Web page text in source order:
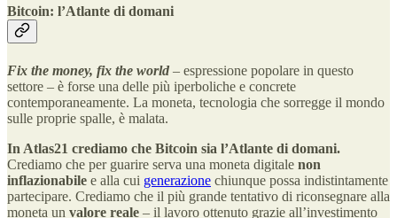
Bitcoin: l’Atlante di domani
Fix the money, fix the world – espressione popolare in questo
settore – è forse una delle più iperboliche e concrete
contemporaneamente. La moneta, tecnologia che sorregge il mondo
sulle proprie spalle, è malata.
In Atlas21 crediamo che Bitcoin sia l’Atlante di domani.
Crediamo che per guarire serva una moneta digitale non
inflazionabile e alla cui generazione chiunque possa indistintamente
partecipare. Crediamo che il più grande tentativo di riconsegnare alla
moneta un valore reale – il lavoro ottenuto grazie all’investimento